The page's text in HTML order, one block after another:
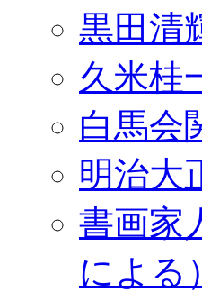
黒田清
久米桂
白馬会
明治大
書画家
による）